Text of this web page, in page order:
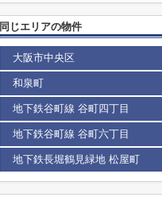
同じエリアの物件
大阪市中央区
和泉町
地下鉄谷町線 谷町四丁目
地下鉄谷町線 谷町六丁目
地下鉄長堀鶴見緑地 松屋町